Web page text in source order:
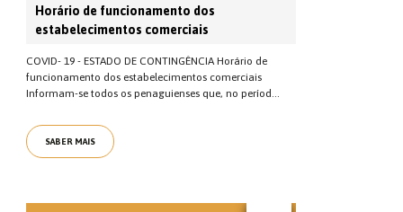
Horário de funcionamento dos
estabelecimentos comerciais
COVID- 19 - ESTADO DE CONTINGÊNCIA Horário de
funcionamento dos estabelecimentos comerciais
Informam-se todos os penaguienses que, no períod...
SABER MAIS